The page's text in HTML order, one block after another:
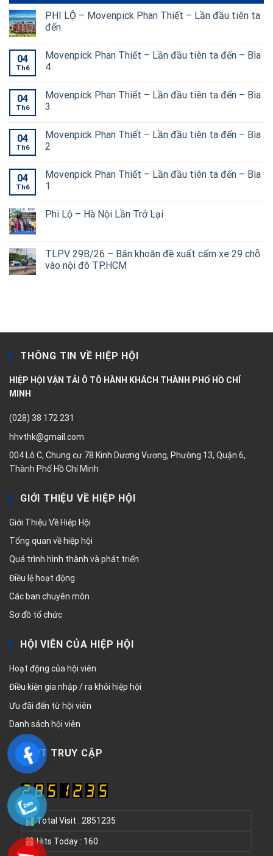
PHI LỘ – Movenpick Phan Thiết – Lần đầu tiên ta
đến
04
Th6
Movenpick Phan Thiết – Lần đầu tiên ta đến – Bìa
4
04
Th6
Movenpick Phan Thiết – Lần đầu tiên ta đến – Bìa
3
04
Th6
Movenpick Phan Thiết – Lần đầu tiên ta đến – Bìa
2
04
Th6
Movenpick Phan Thiết – Lần đầu tiên ta đến – Bìa
1
Phi Lộ – Hà Nội Lần Trở Lại
TLPV 29B/26 – Băn khoăn đề xuất cấm xe 29 chỗ
vào nội đô TP.HCM
THÔNG TIN VỀ HIỆP HỘI
HIỆP HỘI VẬN TẢI Ô TÔ HÀNH KHÁCH THÀNH PHỐ HỒ CHÍ
MINH
(028) 38 172 231
hhvthk@gmail.com
004 Lô C, Chung cư 78 Kinh Dương Vương, Phường 13, Quận 6,
Thành Phố Hồ Chí Minh
GIỚI THIỆU VỀ HIỆP HỘI
Giới Thiệu Về Hiệp Hội
Tổng quan về hiệp hội
Quá trình hình thành và phát triển
Điều lệ hoạt động
Các ban chuyên môn
Sơ đồ tổ chức
HỘI VIÊN CỦA HIỆP HỘI
Hoạt động của hội viên
Điều kiện gia nhập / ra khỏi hiệp hội
Ưu đãi đến từ hội viên
Danh sách hội viên
LƯỢT TRUY CẬP
Total Visit : 2851235
Hits Today : 160